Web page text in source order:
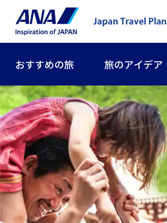
おすすめの旅 旅のアイデア